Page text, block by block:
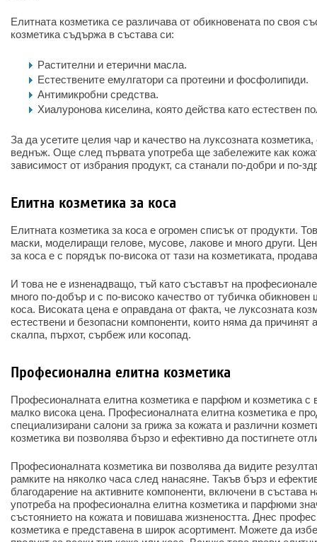
Елитната козметика се различава от обикновената по своя
козметика съдържа в състава си:
Растителни и етерични масла.
Естествените емулгатори са протеини и фосфолипиди.
Антимикробни средства.
Хиалуронова киселина, която действа като естествен
За да усетите целия чар и качество на луксозната
веднъж. Още след първата употреба ще забележите как
зависимост от избрания продукт, са станали по-добри и по-
Елитна козметика за коса
Елитната козметика за коса е огромен списък от продукти.
маски, моделиращи гелове, мусове, лакове и много други.
за коса е с порядък по-висока от тази на козметиката,
И това не е изненадващо, тъй като съставът на
много по-добър и с по-високо качество от тубичка
коса. Високата цена е оправдана от факта, че луксозната
естествени и безопасни компоненти, които няма да причинят
скалпа, пърхот, сърбеж или косопад.
Професионална елитна козметика
Професионалната елитна козметика е парфюм и козметика с
малко висока цена. Професионалната елитна козметика е
специализирани салони за грижа за кожата и различни
козметика ви позволява бързо и ефективно да постигнете
Професионалната козметика ви позволява да видите
рамките на няколко часа след нанасяне. Такъв бърз и
благодарение на активните компоненти, включени в състава
употреба на професионална елитна козметика и парфюми
състоянието на кожата и повишава жизнеността. Днес
козметика е представена в широк асортимент. Можете да